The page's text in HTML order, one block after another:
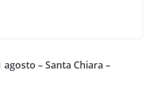
– Santa Chiara –